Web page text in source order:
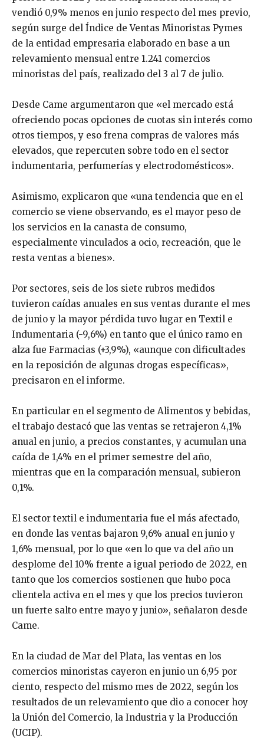
vendió 0,9% menos en junio respecto del mes previo,
según surge del Índice de Ventas Minoristas Pymes
de la entidad empresaria elaborado en base a un
relevamiento mensual entre 1.241 comercios
minoristas del país, realizado del 3 al 7 de julio.
Desde Came argumentaron que «el mercado está
ofreciendo pocas opciones de cuotas sin interés como
otros tiempos, y eso frena compras de valores más
elevados, que repercuten sobre todo en el sector
indumentaria, perfumerías y electrodomésticos».
Asimismo, explicaron que «una tendencia que en el
comercio se viene observando, es el mayor peso de
los servicios en la canasta de consumo,
especialmente vinculados a ocio, recreación, que le
resta ventas a bienes».
Por sectores, seis de los siete rubros medidos
tuvieron caídas anuales en sus ventas durante el mes
de junio y la mayor pérdida tuvo lugar en Textil e
Indumentaria (-9,6%) en tanto que el único ramo en
alza fue Farmacias (+3,9%), «aunque con dificultades
en la reposición de algunas drogas específicas»,
precisaron en el informe.
En particular en el segmento de Alimentos y bebidas,
el trabajo destacó que las ventas se retrajeron 4,1%
anual en junio, a precios constantes, y acumulan una
caída de 1,4% en el primer semestre del año,
mientras que en la comparación mensual, subieron
0,1%.
El sector textil e indumentaria fue el más afectado,
en donde las ventas bajaron 9,6% anual en junio y
1,6% mensual, por lo que «en lo que va del año un
desplome del 10% frente a igual periodo de 2022, en
tanto que los comercios sostienen que hubo poca
clientela activa en el mes y que los precios tuvieron
un fuerte salto entre mayo y junio», señalaron desde
Came.
En la ciudad de Mar del Plata, las ventas en los
comercios minoristas cayeron en junio un 6,95 por
ciento, respecto del mismo mes de 2022, según los
resultados de un relevamiento que dio a conocer hoy
la Unión del Comercio, la Industria y la Producción
(UCIP).